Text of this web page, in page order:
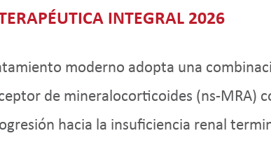
INTEGRAL 2026
moderno adopta una
de mineralocorticoides (ns-MRA)
hacia la insuficiencia renal